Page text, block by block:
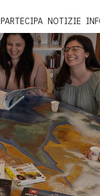
PARTECIPA NOTIZIE